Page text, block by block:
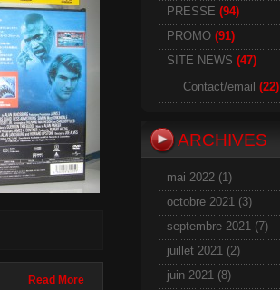
Read More
PRESSE (94)
PROMO (91)
SITE NEWS (47)
Contact/email (22)
ARCHIVES
mai 2022 (1)
octobre 2021 (3)
septembre 2021 (7)
juillet 2021 (2)
juin 2021 (8)